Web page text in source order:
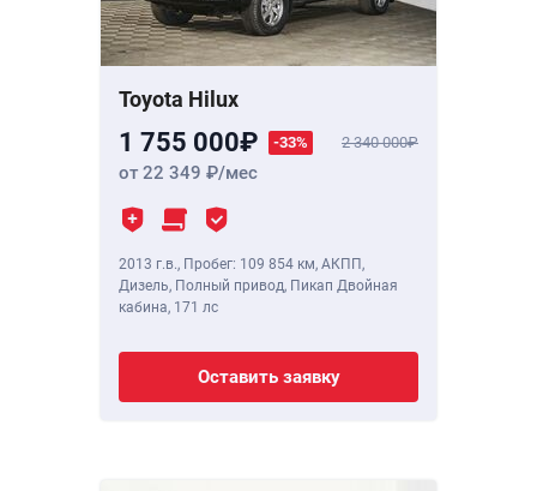
Toyota Hilux
1 755 000 -33% 2 340 000
от 22 349 /мес
2013 г.в., Пробег: 109 854 км, АКПП,
Дизель, Полный привод, Пикап Двойная
кабина, 171 лс
Оставить заявку